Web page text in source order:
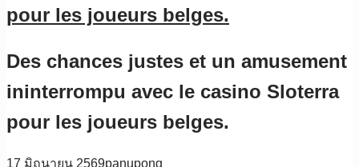
pour les joueurs belges.
Des chances justes et un amusement
ininterrompu avec le casino Sloterra
pour les joueurs belges.
17 มิถุนายน 2569panupong